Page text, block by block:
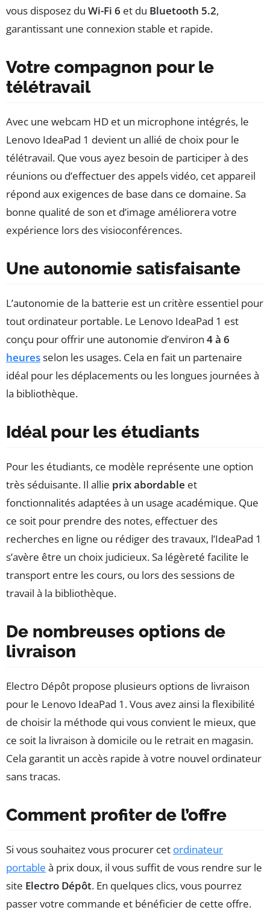
vous disposez du Wi-Fi 6 et du Bluetooth 5.2,
garantissant une connexion stable et rapide.
Votre compagnon pour le
télétravail
Avec une webcam HD et un microphone intégrés, le
Lenovo IdeaPad 1 devient un allié de choix pour le
télétravail. Que vous ayez besoin de participer à des
réunions ou d’effectuer des appels vidéo, cet appareil
répond aux exigences de base dans ce domaine. Sa
bonne qualité de son et d’image améliorera votre
expérience lors des visioconférences.
Une autonomie satisfaisante
L’autonomie de la batterie est un critère essentiel pour
tout ordinateur portable. Le Lenovo IdeaPad 1 est
conçu pour offrir une autonomie d’environ 4 à 6
heuresselon les usages. Cela en fait un partenaire
idéal pour les déplacements ou les longues journées à
la bibliothèque.
Idéal pour les étudiants
Pour les étudiants, ce modèle représente une option
très séduisante. Il allie prix abordable et
fonctionnalités adaptées à un usage académique. Que
ce soit pour prendre des notes, effectuer des
recherches en ligne ou rédiger des travaux, l’IdeaPad 1
s’avère être un choix judicieux. Sa légèreté facilite le
transport entre les cours, ou lors des sessions de
travail à la bibliothèque.
De nombreuses options de
livraison
Electro Dépôt propose plusieurs options de livraison
pour le Lenovo IdeaPad 1. Vous avez ainsi la flexibilité
de choisir la méthode qui vous convient le mieux, que
ce soit la livraison à domicile ou le retrait en magasin.
Cela garantit un accès rapide à votre nouvel ordinateur
sans tracas.
Comment profiter de l’offre
Si vous souhaitez vous procurer cet ordinateur
portable à prix doux, il vous suffit de vous rendre sur le
site Electro Dépôt. En quelques clics, vous pourrez
passer votre commande et bénéficier de cette offre.